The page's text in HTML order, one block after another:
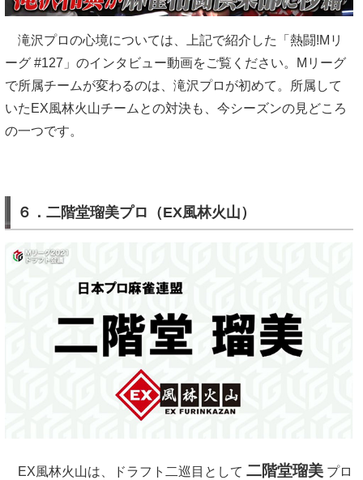
滝沢プロの心境については、上記で紹介した「熱闘!Mリ
ーグ #127」のインタビュー動画をご覧ください。Mリーグ
で所属チームが変わるのは、滝沢プロが初めて。所属して
いたEX風林火山チームとの対決も、今シーズンの見どころ
の一つです。
６．二階堂瑠美プロ（EX風林火山）
EX風林火山は、ドラフト二巡目として 二階堂瑠美 プロ